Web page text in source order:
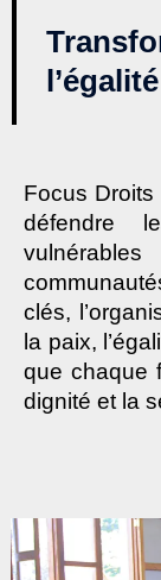
l’égalité
Focus
défendre
clés,
la paix,
que chaque
dignité et la